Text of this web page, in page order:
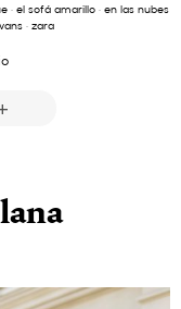
· el sofá amarillo · en las nubes
vans · zara